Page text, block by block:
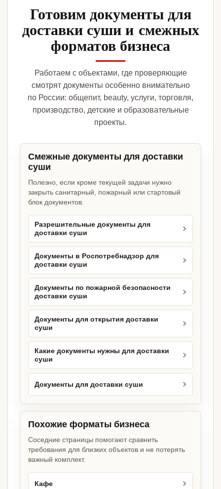
Готовим документы для
доставки суши и смежных
форматов бизнеса
Работаем с объектами, где проверяющие
смотрят документы особенно внимательно
по России: общепит, beauty, услуги, торговля,
производство, детские и образовательные
проекты.
Смежные документы для доставки
суши
Полезно, если кроме текущей задачи нужно
закрыть санитарный, пожарный или стартовый
блок документов.
Разрешительные документы для
доставки суши
Документы в Роспотребнадзор для
доставки суши
Документы по пожарной безопасности
доставки суши
Документы для открытия доставки
суши
Какие документы нужны для доставки
суши
Документы для доставки суши
Похожие форматы бизнеса
Соседние страницы помогают сравнить
требования для близких объектов и не потерять
важный комплект.
Кафе